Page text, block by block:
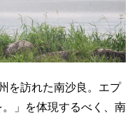
を訪れた南沙良。エプ
」を体現するべく、南